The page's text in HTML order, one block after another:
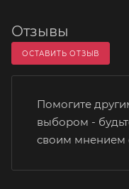
Отзывы
ОСТАВИТЬ ОТЗЫВ
Помогите
выбором -
своим мнением